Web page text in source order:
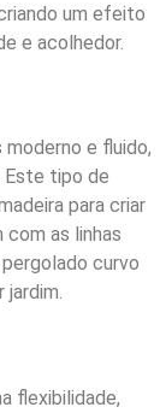
um efeito
e acolhedor.
moderno e fluido,
Este tipo de
para criar
as linhas
curvo
jardim.
flexibilidade,